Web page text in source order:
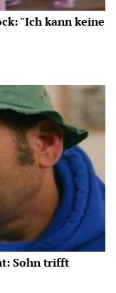
"Ich kann keine
Sohn trifft